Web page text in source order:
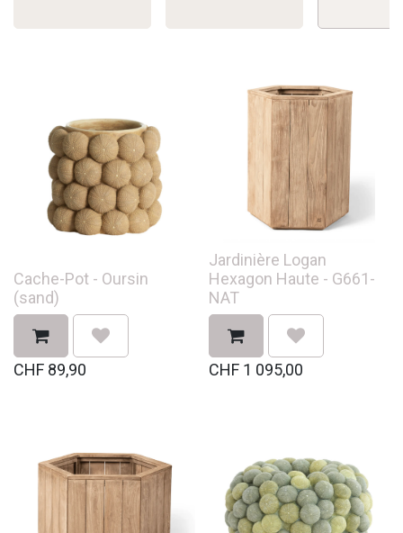
Cache-Pot - Oursin
(sand)
CHF 89,90
Jardinière Logan
Hexagon Haute - G661-
NAT
CHF 1 095,00